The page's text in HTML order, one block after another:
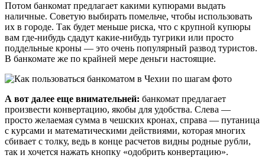
Потом банкомат предлагает какими купюрами выдать
наличные. Советую выбирать помельче, чтобы использовать
их в городе. Так будет меньше риска, что с крупной купюры
вам где-нибудь сдадут какие-нибудь тугрики или просто
поддельные кроны — это очень популярный развод туристов.
В банкомате же по крайней мере деньги настоящие.
А вот далее еще внимательней: банкомат предлагает
произвести конвертацию, якобы для удобства. Слева —
просто желаемая сумма в чешских кронах, справа — путаница
с курсами и математическими действиями, которая многих
сбивает с толку, ведь в конце расчетов видны родные рубли,
так и хочется нажать кнопку «одобрить конвертацию».